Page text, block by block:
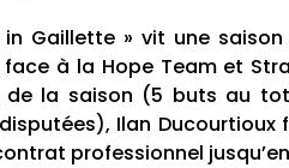
Gaillette » vit une
à la Hope Team et
la saison (5 buts au
Ilan
professionnel